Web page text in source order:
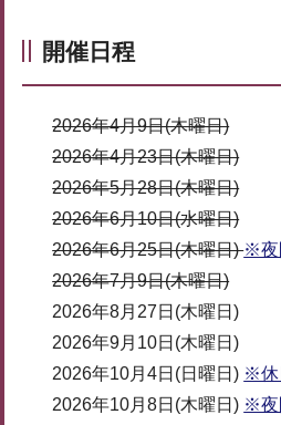
開催日程
2026年4月9日(木曜日)
2026年4月23日(木曜日)
2026年5月28日(木曜日)
2026年6月10日(水曜日)
2026年6月25日(木曜日)※夜
2026年7月9日(木曜日)
2026年8月27日(木曜日)
2026年9月10日(木曜日)
2026年10月4日(日曜日) ※休
2026年10月8日(木曜日) ※夜